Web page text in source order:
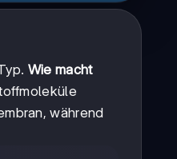
Wie macht
während